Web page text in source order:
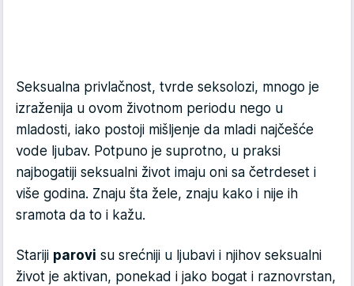
Seksualna privlačnost, tvrde seksolozi, mnogo je
izraženija u ovom životnom periodu nego u
mladosti, iako postoji mišljenje da mladi najčešće
vode ljubav. Potpuno je suprotno, u praksi
najbogatiji seksualni život imaju oni sa četrdeset i
više godina. Znaju šta žele, znaju kako i nije ih
sramota da to i kažu.
Stariji parovi su srećniji u ljubavi i njihov seksualni
život je aktivan, ponekad i jako bogat i raznovrstan,